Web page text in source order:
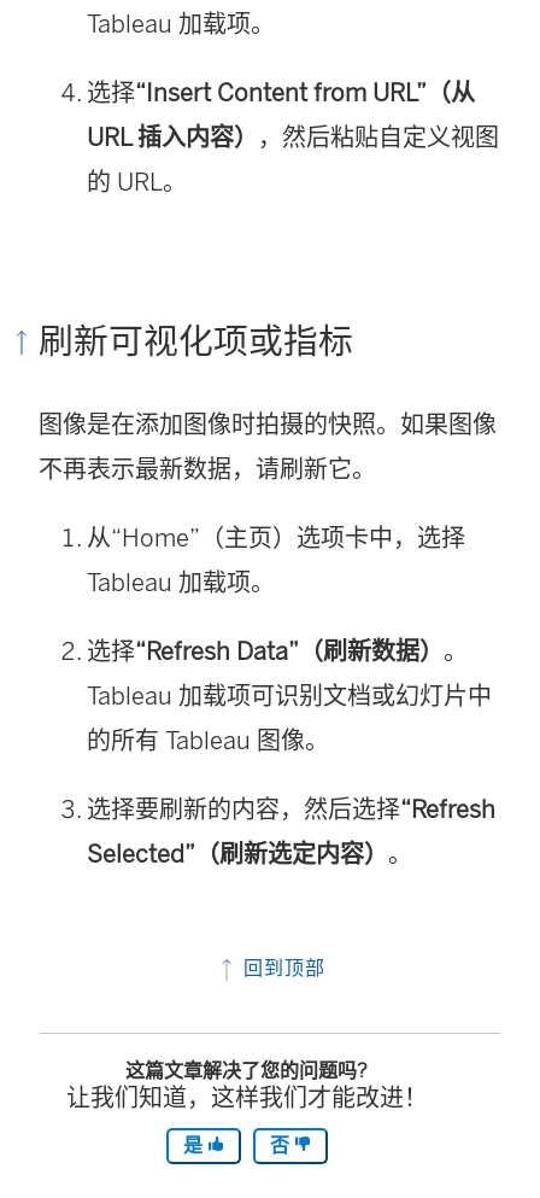
Tableau 加载项。
选择“Insert Content from URL”（从
URL 插入内容）
，然后粘贴自定义视图
的 URL。
刷新可视化项或指标
图像是在添加图像时拍摄的快照。如果图像
不再表示最新数据，请刷新它。
从“Home”（主页）选项卡中，选择
Tableau 加载项。
选择“Refresh Data”（刷新数据） 。
Tableau 加载项可识别文档或幻灯片中
的所有 Tableau 图像。
选择要刷新的内容，然后选择“Refresh
Selected”（刷新选定内容） 。
回到顶部
这篇文章解决了您的问题吗?
让我们知道，这样我们才能改进！
是 否